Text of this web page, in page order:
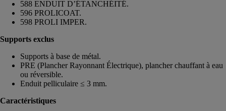
588 ENDUIT D’ÉTANCHÉITÉ.
596 PROLICOAT.
598 PROLI IMPER.
Supports exclus
Supports à base de métal.
PRE (Plancher Rayonnant Électrique), plancher chauffant à eau
ou réversible.
Enduit pelliculaire ≤ 3 mm.
Caractéristiques